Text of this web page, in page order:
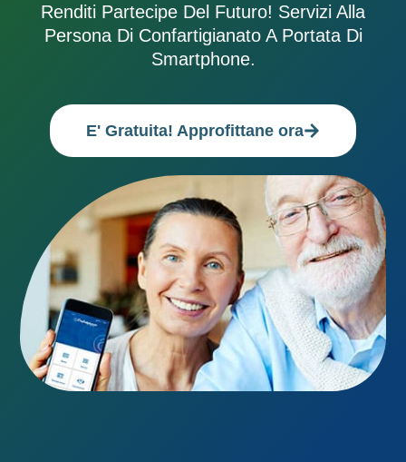
Renditi Partecipe Del Futuro! Servizi Alla
Persona Di Confartigianato A Portata Di
Smartphone.
E' Gratuita! Approfittane ora